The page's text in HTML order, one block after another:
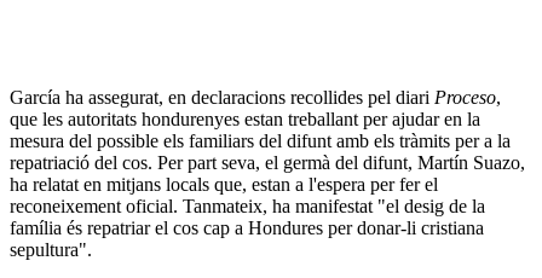
García ha assegurat, en declaracions recollides pel diari Proceso,
que les autoritats hondurenyes estan treballant per ajudar en la
mesura del possible els familiars del difunt amb els tràmits per a la
repatriació del cos. Per part seva, el germà del difunt, Martín Suazo,
ha relatat en mitjans locals que, estan a l'espera per fer el
reconeixement oficial. Tanmateix, ha manifestat "el desig de la
família és repatriar el cos cap a Hondures per donar-li cristiana
sepultura".